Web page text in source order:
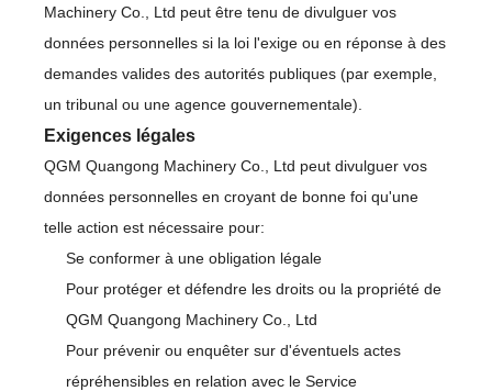
Machinery Co., Ltd peut être tenu de divulguer vos
données personnelles si la loi l'exige ou en réponse à des
demandes valides des autorités publiques (par exemple,
un tribunal ou une agence gouvernementale).
Exigences légales
QGM Quangong Machinery Co., Ltd peut divulguer vos
données personnelles en croyant de bonne foi qu'une
telle action est nécessaire pour:
Se conformer à une obligation légale
Pour protéger et défendre les droits ou la propriété de
QGM Quangong Machinery Co., Ltd
Pour prévenir ou enquêter sur d'éventuels actes
répréhensibles en relation avec le Service